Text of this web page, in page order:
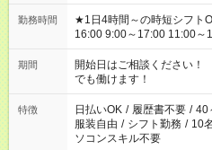
勤務時間
★1日4時間～の時短シフトOK ★スタート時間選べます！
16:00 9:00～17:00 11:00～19:00
場合、他のお仕事と合わせ
ん ※法令に基づき、週20時
となります ※労働者派遣法
短時間・短期間の就業はご
期間
開始日はご相談ください
でも働けます！
特徴 日払いOK / 履歴書不要 / 40
服装自由 / シフト勤務 / 10
ソコンスキル不要